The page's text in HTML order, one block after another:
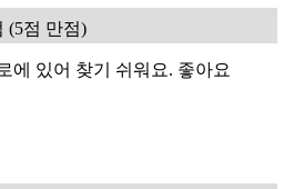
(5점 만점)
에 있어 찾기 쉬워요. 좋아요